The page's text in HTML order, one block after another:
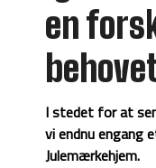
en
I stedet for at
vi endnu engang
Julemærkehjem.